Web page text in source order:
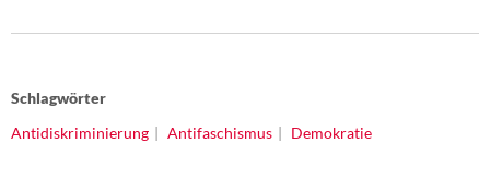
Schlagwörter
Antidiskriminierung
Antifaschismus Demokratie